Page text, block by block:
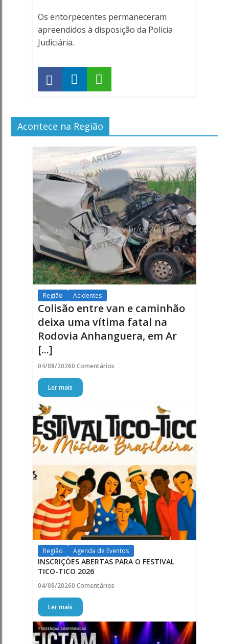
Os entorpecentes permaneceram
apreendidos à disposição da Polícia
Judiciária.
Acontece na Região
Região Acidentes
Colisão entre van e caminhão
deixa uma vítima fatal na
Rodovia Anhanguera, em Ar
[...]
04/08/20260 Comentários
Ler mais
Região Agenda de Eventos
INSCRIÇÕES ABERTAS PARA O FESTIVAL
TICO-TICO 2026
04/08/20260 Comentários
Ler mais